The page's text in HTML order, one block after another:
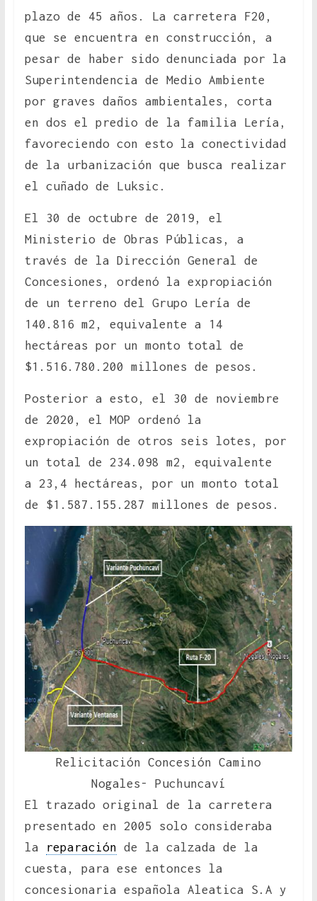
plazo de 45 años. La carretera F20,
que se encuentra en construcción, a
pesar de haber sido denunciada por la
Superintendencia de Medio Ambiente
por graves daños ambientales, corta
en dos el predio de la familia Lería,
favoreciendo con esto la conectividad
de la urbanización que busca realizar
el cuñado de Luksic.
El 30 de octubre de 2019, el
Ministerio de Obras Públicas, a
través de la Dirección General de
Concesiones, ordenó la expropiación
de un terreno del Grupo Lería de
140.816 m2, equivalente a 14
hectáreas por un monto total de
$1.516.780.200 millones de pesos.
Posterior a esto, el 30 de noviembre
de 2020, el MOP ordenó la
expropiación de otros seis lotes, por
un total de 234.098 m2, equivalente
a 23,4 hectáreas, por un monto total
de $1.587.155.287 millones de pesos.
Relicitación Concesión Camino
Nogales- Puchuncaví
El trazado original de la carretera
presentado en 2005 solo consideraba
la
reparación de la calzada de la
cuesta, para ese entonces la
concesionaria española Aleatica S.A y